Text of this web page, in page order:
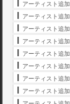
アーティスト追加
アーティスト追加
アーティスト追加
アーティスト追加
アーティスト追加
アーティスト追加
アーティスト追加
アーティスト追加